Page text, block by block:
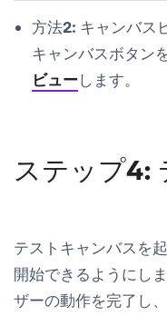
方法2: キャンバス
キャンバスボタン
ビューします。
ステップ4:
テストキャンバスを
開始できるようにし
ザーの動作を完了し